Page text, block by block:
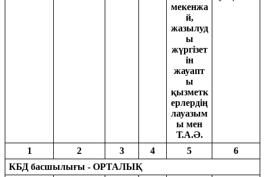
мекенжа
й,
жазылуд
ы
жүргізет
ін
жауапт
ы
қызметк
ерлердің
лауазым
ы мен
Т.А.Ә.
1 2 3 4 5
6
КБД басшылығы - ОРТАЛЫҚ